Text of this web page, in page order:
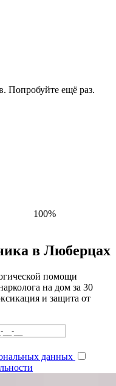
Попробуйте ещё раз.
100%
в Люберцах
помощи
на дом за 30
и защита от
данных